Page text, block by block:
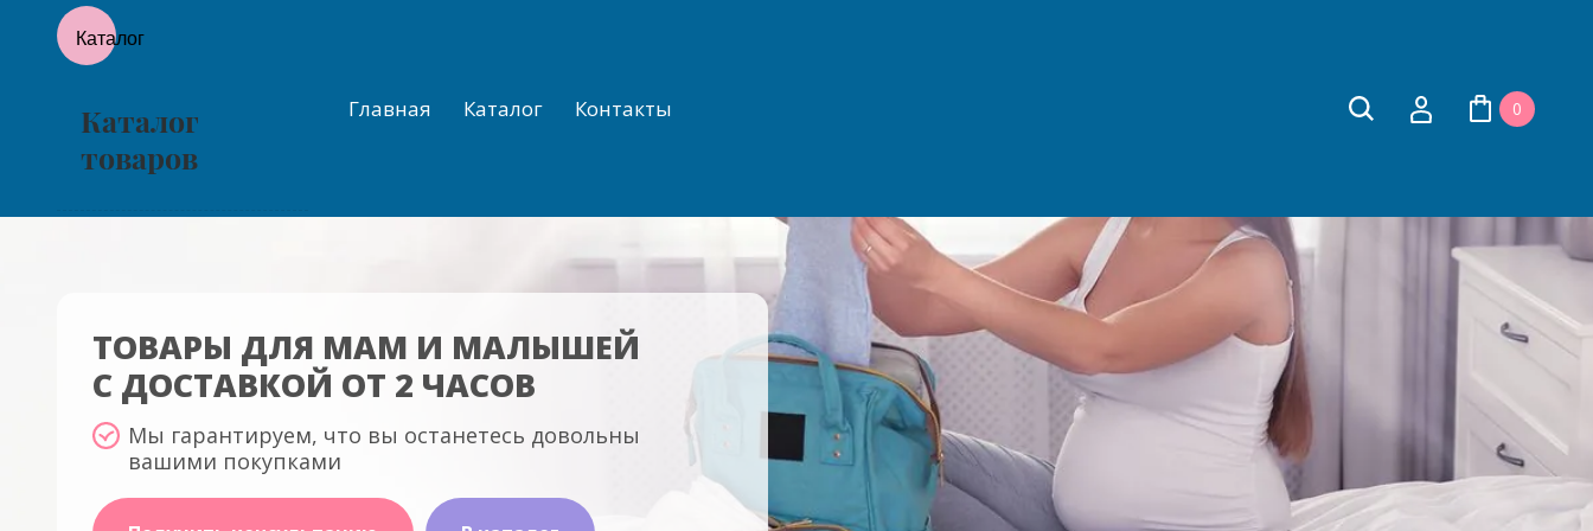
Каталог
Каталог
товаров
Главная Каталог Контакты 0
и малышей до 2 лет
ТОВАРЫ ДЛЯ МАМ И МАЛЫШЕЙ
С ДОСТАВКОЙ ОТ 2 ЧАСОВ
Мы гарантируем, что вы останетесь довольны
вашими покупками